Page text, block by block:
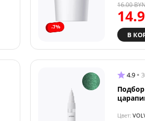
-7%
16.00
В
4.9
Цвет: